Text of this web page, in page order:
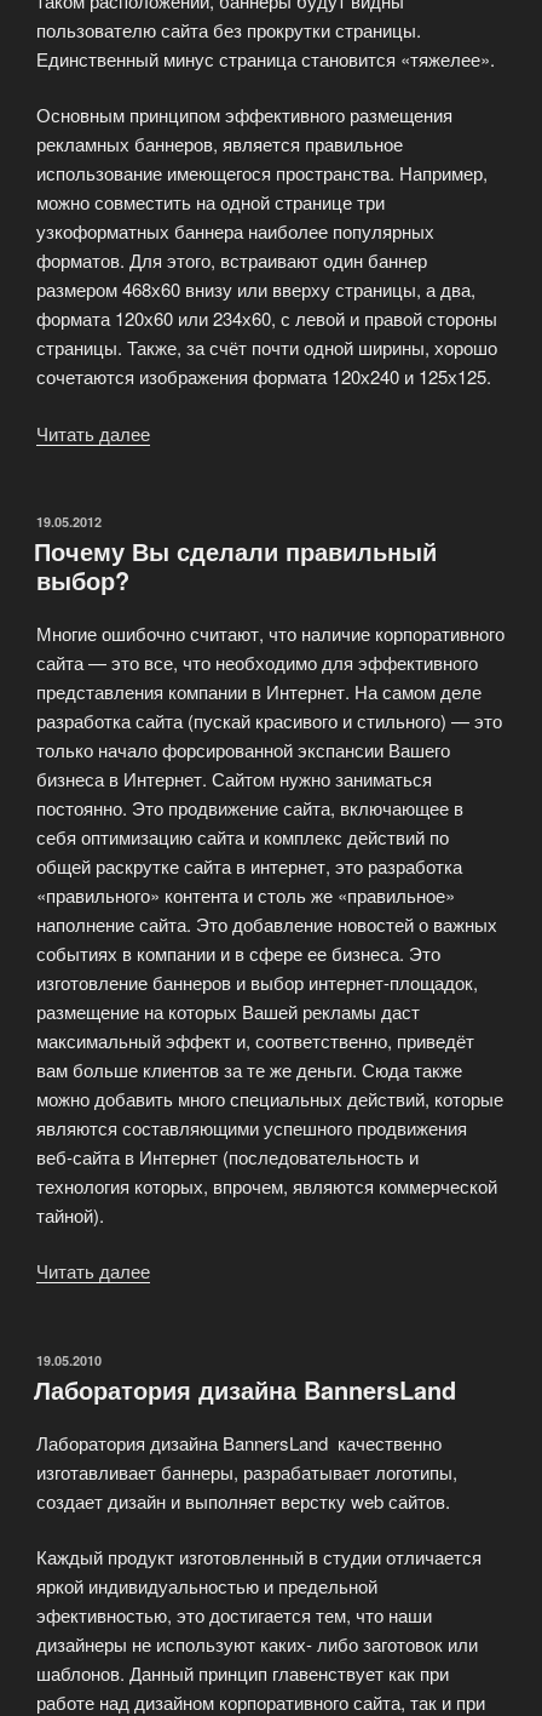
пользователю сайта без прокрутки страницы.
Единственный минус страница становится «тяжелее».
Основным принципом эффективного размещения
рекламных баннеров, является правильное
использование имеющегося пространства. Например,
можно совместить на одной странице три
узкоформатных баннера наиболее популярных
форматов. Для этого, встраивают один баннер
размером 468х60 внизу или вверху страницы, а два,
формата 120х60 или 234х60, с левой и правой стороны
страницы. Также, за счёт почти одной ширины, хорошо
сочетаются изображения формата 120х240 и 125х125.
Читать далее
баннеров
ОПУБЛИКОВАНО
19.05.2012
Почему Вы сделали правильный
выбор?
Многие ошибочно считают, что наличие корпоративного
сайта — это все, что необходимо для эффективного
представления компании в Интернет. На самом деле
разработка сайта (пускай красивого и стильного) — это
только начало форсированной экспансии Вашего
бизнеса в Интернет. Сайтом нужно заниматься
постоянно. Это продвижение сайта, включающее в
себя оптимизацию сайта и комплекс действий по
общей раскрутке сайта в интернет, это разработка
«правильного» контента и столь же «правильное»
наполнение сайта. Это добавление новостей о важных
событиях в компании и в сфере ее бизнеса. Это
изготовление баннеров и выбор интернет-площадок,
размещение на которых Вашей рекламы даст
максимальный эффект и, соответственно, приведёт
вам больше клиентов за те же деньги. Сюда также
можно добавить много специальных действий, которые
являются составляющими успешного продвижения
веб-сайта в Интернет (последовательность и
технология которых, впрочем, являются коммерческой
тайной).
Читать далее
выбор?»
ОПУБЛИКОВАНО
19.05.2010
Лаборатория дизайна BannersLand
Лаборатория дизайна BannersLand качественно
изготавливает баннеры, разрабатывает логотипы,
создает дизайн и выполняет верстку web сайтов.
Каждый продукт изготовленный в студии отличается
яркой индивидуальностью и предельной
эфективностью, это достигается тем, что наши
дизайнеры не используют каких- либо заготовок или
шаблонов. Данный принцип главенствует как при
работе над дизайном корпоративного сайта, так и при